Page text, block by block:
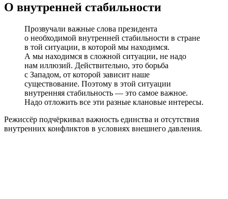
О внутренней стабильности
Прозвучали важные слова президента
о необходимой внутренней стабильности в стране
в той ситуации, в которой мы находимся.
А мы находимся в сложной ситуации, не надо
нам иллюзий. Действительно, это борьба
с Западом, от которой зависит наше
существование. Поэтому в этой ситуации
внутренняя стабильность — это самое важное.
Надо отложить все эти разные клановые интересы.
Режиссёр подчёркивал важность единства и отсутствия
внутренних конфликтов в условиях внешнего давления.